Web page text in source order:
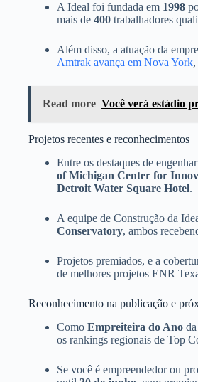
A Ideal foi fundada em 1998
mais de 400 trabalhadores
Além disso, a atuação da
Amtrak avança em Nova York
Read more Você verá estádio
Projetos recentes e reconhecimentos
Entre os destaques de
of Michigan Center for
Detroit Water Square Hotel.
A equipe de Construção da
Conservatory, ambos
Projetos premiados, e a
de melhores projetos ENR
Reconhecimento na publicação e
Como Empreiteira do Ano
os rankings regionais de Top
Se você é empreendedor ou